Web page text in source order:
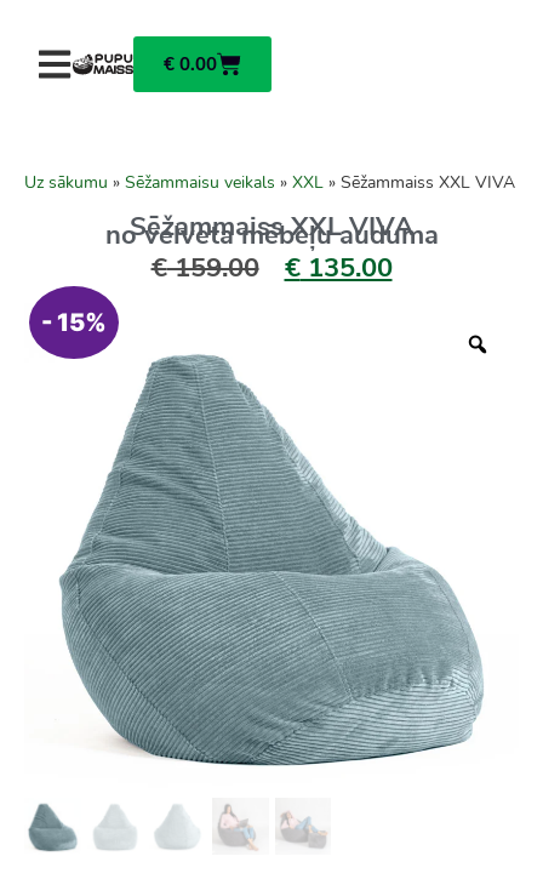
€ 0.00
Uz sākumu » Sēžammaisu veikals » XXL » Sēžammaiss XXL VIVA
Sēžammaiss XXL VIVA
no velveta mēbeļu auduma
€159.00 €135.00
- 15%